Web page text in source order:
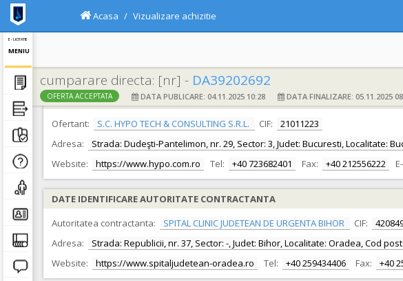
E - LICITATIE
MENIU
Acasa Vizualizare achizitie
cumparare directa: [nr] - DA39202692
OFERTA ACCEPTATA DATA PUBLICARE: 04.11.2025 10:28 DATA FINALIZARE: 05.11.2025
DATE IDENTIFICARE OFERTANT
Ofertant:
S.C. HYPO TECH & CONSULTING S.R.L. CIF:
21011223
Adresa:
Strada: Dudeşti-Pantelimon, nr. 29, Sector: 3, Judet: Bucuresti, Localitate:
Website:
https://www.hypo.com.ro Tel: +40 723682401 Fax: +40 212556222
DATE IDENTIFICARE AUTORITATE CONTRACTANTA
Autoritatea contractanta:
SPITAL CLINIC JUDETEAN DE URGENTA BIHOR CIF:
Adresa:
Strada: Republicii, nr. 37, Sector: -, Judet: Bihor, Localitate: Oradea, Cod
Website:
https://www.spitaljudetean-oradea.ro Tel: +40 259434406 Fax: +40